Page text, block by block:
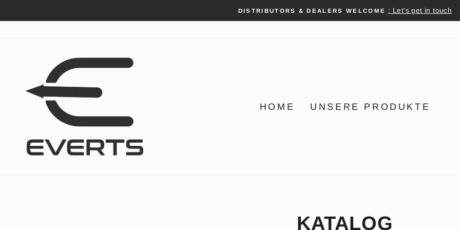
zum
DISTRIBUTORS & DEALERS WELCOME : Let's get in touch
HOME UNSERE PRODUKTE
KATALOG